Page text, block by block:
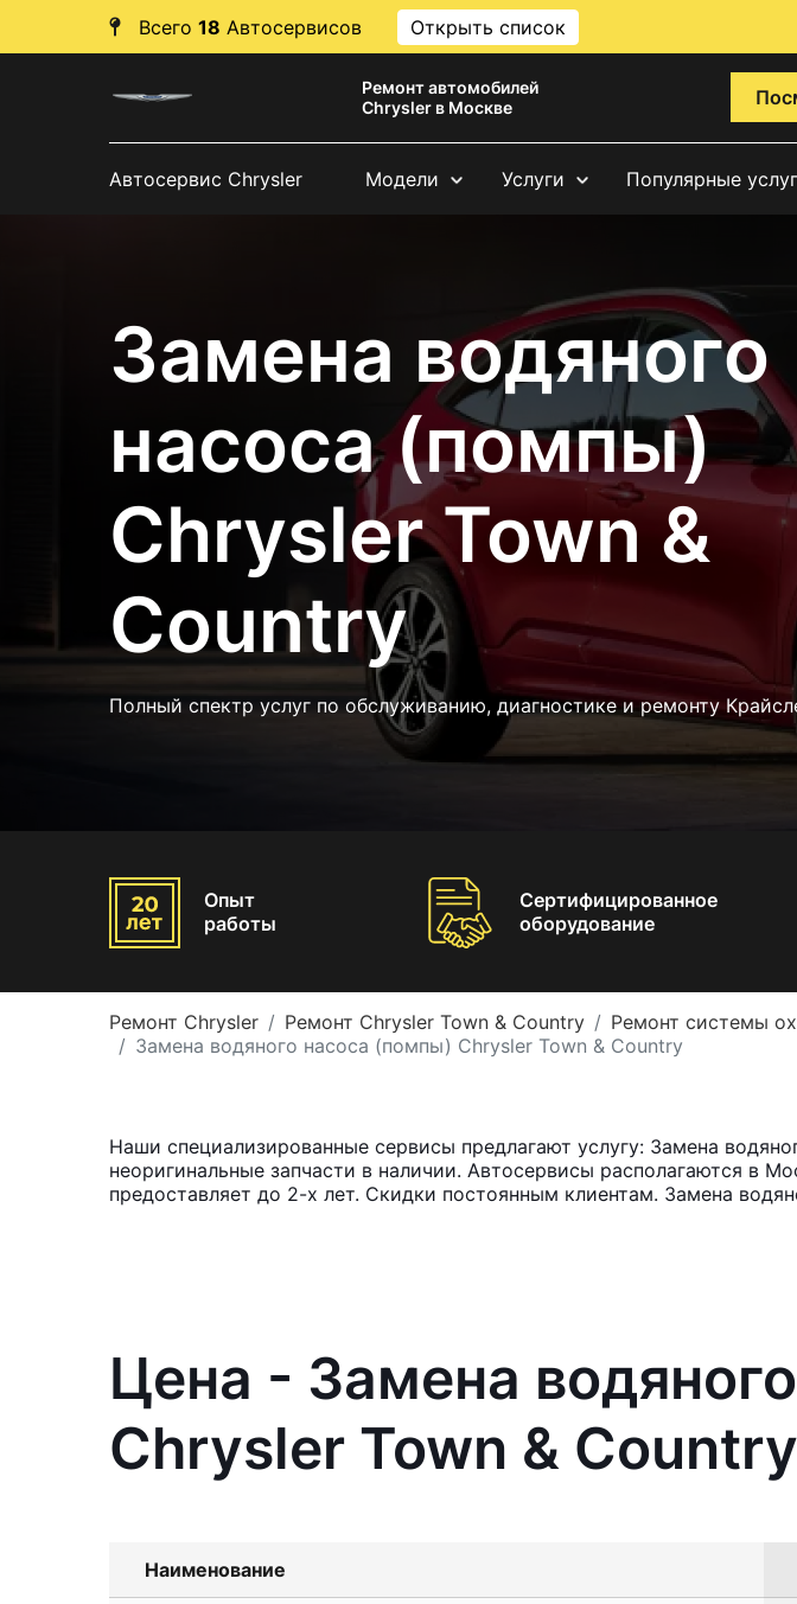
Всего 18 Автосервисов Открыть список
Ремонт автомобилей
Chrysler в Москве
Автосервис Chrysler Модели Услуги Популярные
Замена водяного
насоса (помпы)
Chrysler Town &
Country
Полный спектр услуг по обслуживанию, диагностике и ремонту
Опыт
работы
Сертифицированное
оборудование
Ремонт Chrysler Ремонт Chrysler Town & Country
Ремонт системы
Замена водяного насоса (помпы) Chrysler Town & Country
Наши специализированные сервисы предлагают услугу: Замена
неоригинальные запчасти в наличии. Автосервисы располагаются в
предоставляет до 2-х лет. Скидки постоянным клиентам. Замена
Цена - Замена
Chrysler Town & Country
Наименование